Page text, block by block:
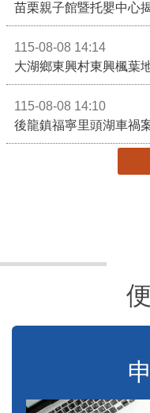
115-08-08 14:14
大湖鄉東興村東興楓葉
115-08-08 14:10
後龍鎮福寧里頭湖車禍